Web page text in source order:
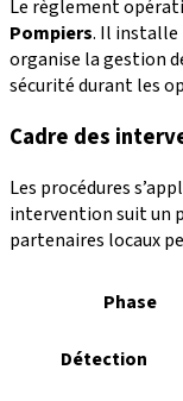
Le règlement
Pompiers. Il installe
organise la gestion
sécurité durant les
Cadre des
Les procédures
intervention suit un
partenaires locaux
Phase
Détection